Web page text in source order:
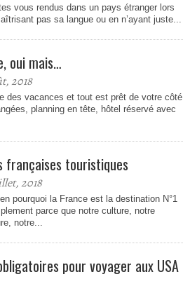
vous rendus dans un pays étranger lors
pas sa langue ou en n’ayant juste...
oui mais…
2018
des vacances et tout est prêt de votre côté
planning en tête, hôtel réservé avec
françaises touristiques
2018
pourquoi la France est la destination N°1
parce que notre culture, notre
notre...
pour voyager aux USA